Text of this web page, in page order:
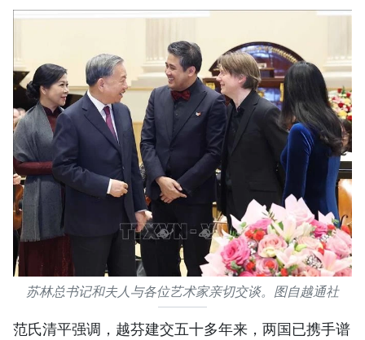
苏林总书记和夫人与各位艺术家亲切交谈。图自越通社
范氏清平强调，越芬建交五十多年来，两国已携手谱